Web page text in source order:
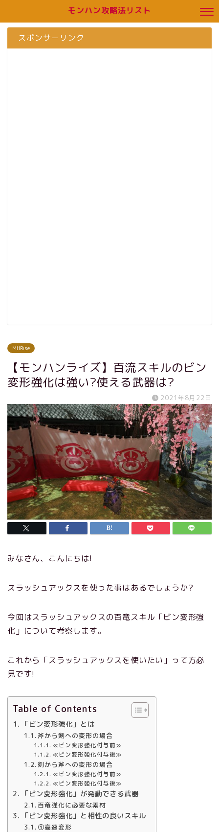
モンハン攻略法リスト
スポンサーリンク
MHRise
【モンハンライズ】百流スキルのビン
変形強化は強い?使える武器は?
2021年8月22日
みなさん、こんにちは!
スラッシュアックスを使った事はあるでしょうか?
今回はスラッシュアックスの百竜スキル「ビン変形強
化」について考察します。
これから「スラッシュアックスを使いたい」って方必
見です!
Table of Contents
「ビン変形強化」とは
斧から剣への変形の場合
≪ビン変形強化付与前≫
≪ビン変形強化付与後≫
剣から斧への変形の場合
≪ビン変形強化付与前≫
≪ビン変形強化付与後≫
「ビン変形強化」が発動できる武器
百竜強化に必要な素材
「ビン変形強化」と相性の良いスキル
①高速変形